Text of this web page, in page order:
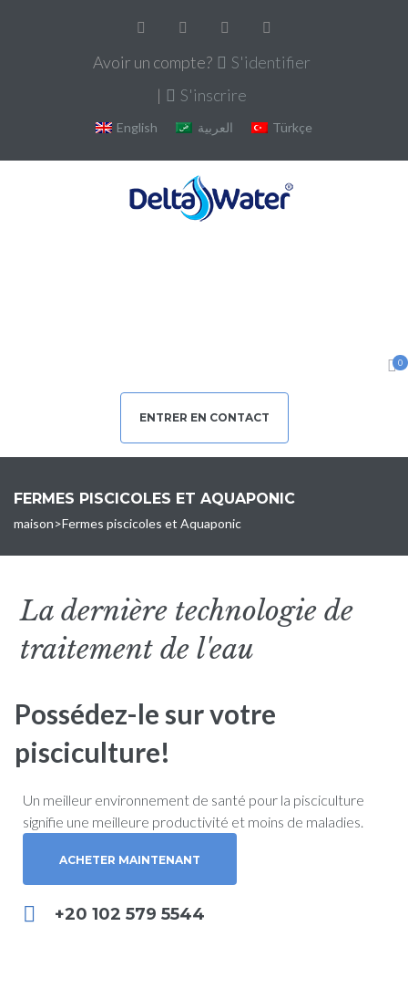
Avoir un compte?
S'identifier
|
S'inscrire
English العربية Türkçe
0
ENTRER EN CONTACT
FERMES PISCICOLES ET AQUAPONIC
maison>Fermes piscicoles et Aquaponic
La dernière technologie de
traitement de l'eau
Possédez-le sur votre
pisciculture!
Un meilleur environnement de santé pour la pisciculture
signifie une meilleure productivité et moins de maladies.
ACHETER MAINTENANT
+20 102 579 5544